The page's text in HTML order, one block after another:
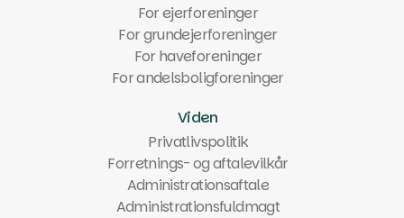
For ejerforeninger
For grundejerforeninger
For haveforeninger
For andelsboligforeninger
Viden
Privatlivspolitik
Forretnings- og aftalevilkår
Administrationsaftale
Administrationsfuldmagt